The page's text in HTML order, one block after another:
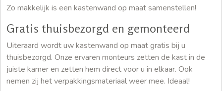
Zo makkelijk is een kastenwand op maat samenstellen!
Gratis thuisbezorgd en gemonteerd
Uiteraard wordt uw kastenwand op maat gratis bij u
thuisbezorgd. Onze ervaren monteurs zetten de kast in de
juiste kamer en zetten hem direct voor u in elkaar. Ook
nemen zij het verpakkingsmateriaal weer mee. Ideaal!